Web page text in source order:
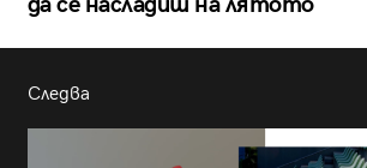
Следва